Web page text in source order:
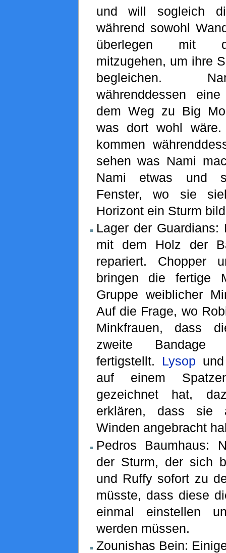
und will sogleich
während sowohl
überlegen mit
mitzugehen, um ihre
begleichen.
währenddessen
dem Weg zu Big
was dort wohl
kommen
sehen was Nami
Nami etwas und
Fenster, wo sie
Horizont ein Sturm
Lager der Guardians:
mit dem Holz der
repariert. Chopper
bringen die fertige
Gruppe weiblicher
Auf die Frage, wo
Minkfrauen, dass
zweite Bandage
fertigstellt. Lysop
auf einem
gezeichnet hat,
erklären, dass sie
Winden angebracht
Pedros Baumhaus:
der Sturm, der sich
und Ruffy sofort zu
müsste, dass diese
einmal einstellen
werden müssen.
Zounishas Bein: